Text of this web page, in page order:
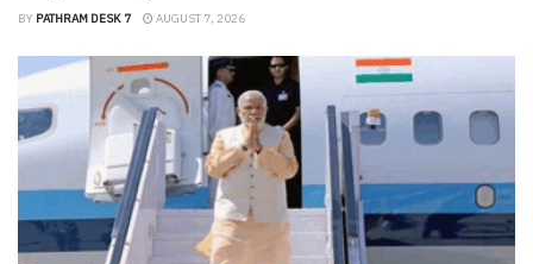
BY PATHRAM DESK 7 AUGUST 7, 2026